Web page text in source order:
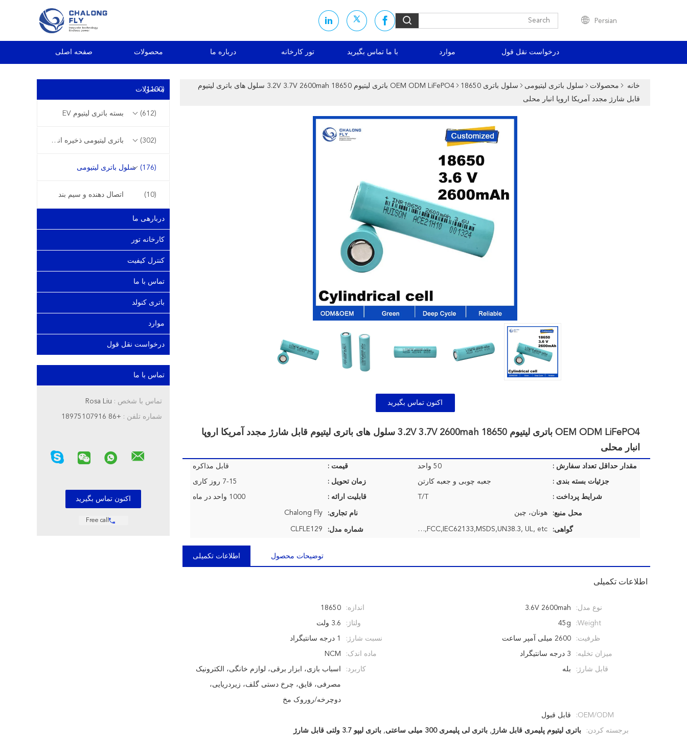
Persian
صفحه اصلی محصولات درباره ما تور کارخانه با ما تماس بگیرید موارد درخواست نقل قول
محصولات(1100)
بسته باتری لیتیوم EV (612)
باتری لیتیومی ذخیره انرژی (302)
سلول باتری لیتیومی (176)
اتصال دهنده و سیم بند (10)
دربارهی ما
کارخانه تور
کنترل کیفیت
تماس با ما
باتری کنولد
موارد
درخواست نقل قول
تماس با ما
تماس با شخص :
شماره تلفن : +86 18975107916
Free call
خانه محصولات سلول باتری لیتیومی سلول باتری 18650
OEM ODM LiFePO4 باتری لیتیوم 3.2V 3.7V 2600mah 18650 سلول های باتری لیتیوم
قابل شارژ مجدد آمریکا اروپا انبار محلی
اکنون تماس بگیرید
OEM ODM LiFePO4 باتری لیتیوم 3.2V 3.7V 2600mah 18650 سلول های باتری لیتیوم قابل شارژ مجدد آمریکا اروپا
انبار محلی
مقدار حداقل تعداد سفارش : 50 واحد قیمت : قابل مذاکره
جزئیات بسته بندی : جعبه چوبی و جعبه کارتن زمان تحویل : 7-15 روز کاری
شرایط پرداخت : T/T قابلیت ارائه : 1000 واحد در ماه
محل منبع: هونان، چین نام تجاری: Chalong Fly
گواهی: CE,ROHS,FCC,IEC62133,MSDS,UN38.3, UL, etc شماره مدل: CLFLE129
اطلاعات تکمیلی توضیحات محصول
اطلاعات تکمیلی
نوع مدل: 3.6V 2600mah اندازه: 18650
Weight:
45g ولتاژ: 3.6 ولت
ظرفیت: 2600 میلی آمپر ساعت نسبت شارژ: 1 درجه سانتیگراد
میزان تخلیه: 3 درجه سانتیگراد ماده اندک: NCM
قابل شارژ: بله کاربرد: اسباب بازی، ابزار برقی، لوازم خانگی، الکترونیک
مصرفی، قایق، چرخ دستی گلف، زیردریایی،
دوچرخه/روروک مخ
OEM/ODM: قابل قبول
برجسته کردن: باتری لیتیوم پلیمری قابل شارژ , باتری لی پلیمری 300 میلی ساعتی , باتری لیپو 3.7 ولتی قابل شارژ